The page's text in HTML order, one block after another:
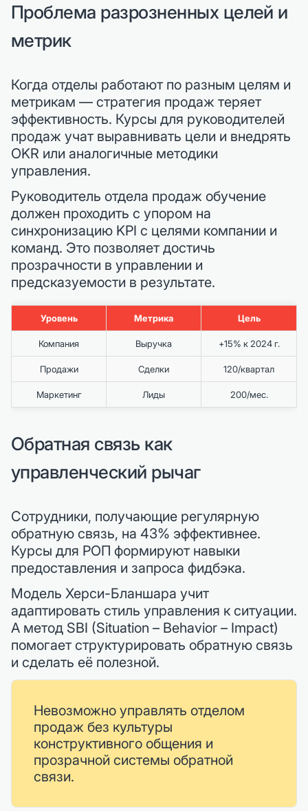
Проблема разрозненных целей и
метрик
Когда отделы работают по разным целям и
метрикам — стратегия продаж теряет
эффективность. Курсы для руководителей
продаж учат выравнивать цели и внедрять
OKR или аналогичные методики
управления.
Руководитель отдела продаж обучение
должен проходить с упором на
синхронизацию KPI с целями компании и
команд. Это позволяет достичь
прозрачности в управлении и
предсказуемости в результате.
Уровень Метрика Цель
Компания Выручка +15% к 2024 г.
Продажи Сделки 120/квартал
Маркетинг Лиды 200/мес.
Обратная связь как
управленческий рычаг
Сотрудники, получающие регулярную
обратную связь, на 43% эффективнее.
Курсы для РОП формируют навыки
предоставления и запроса фидбэка.
Модель Херси-Бланшара учит
адаптировать стиль управления к ситуации.
А метод SBI (Situation – Behavior – Impact)
помогает структурировать обратную связь
и сделать её полезной.
Невозможно управлять отделом
продаж без культуры
конструктивного общения и
прозрачной системы обратной
связи.